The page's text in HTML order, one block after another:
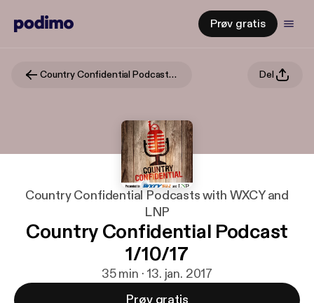
Prøv gratis
Country Confidential Podcasts with WXCY and LNP Del
Country Confidential Podcasts with WXCY and
LNP
Country Confidential Podcast
1/10/17
35 min · 13. jan. 2017